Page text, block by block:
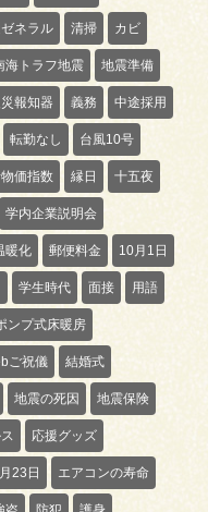
ネラル 清掃 カビ
海トラフ地震 地震準備
報知器 義務 中途採用
転勤なし 台風10号
価指数 縁日 十五夜
学内企業説明会
暖化 郵便料金 10月1日
学生時代 面接 用語
ンプ式床暖房
ご祝儀 結婚式
地震の死因 地震保険
応援グッズ
23日 エアコンの寿命